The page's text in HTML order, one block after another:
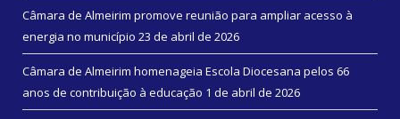
Câmara de Almeirim promove reunião para ampliar acesso à
energia no município 23 de abril de 2026
Câmara de Almeirim homenageia Escola Diocesana pelos 66
anos de contribuição à educação 1 de abril de 2026